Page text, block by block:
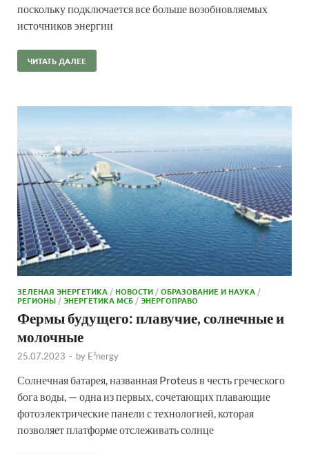
поскольку подключается все больше возобновляемых
источников энергии
ЧИТАТЬ ДАЛЕЕ
ЗЕЛЕНАЯ ЭНЕРГЕТИКА/НОВОСТИ/ОБРАЗОВАНИЕ И НАУКА/
РЕГИОНЫ/ЭНЕРГЕТИКА МСБ/ЭНЕРГОПРАВО
Фермы будущего: плавучие, солнечные и
молочные
25.07.2023 - by E²nergy
Солнечная батарея, названная Proteus в честь греческого
бога воды, — одна из первых, сочетающих плавающие
фотоэлектрические панели с технологией, которая
позволяет платформе отслеживать солнце